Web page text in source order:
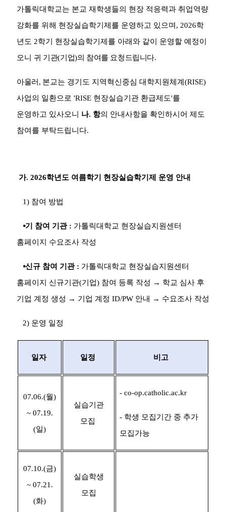
가톨릭대학교는 본교 재학생들의 현장 적응력과 취업역량
강화를 위해 현장실습학기제를 운영하고 있으며 , 2026학
년도 2학기 현장실습학기제를 아래와 같이 운영할 예정이
오니 귀 기관(기업)의 참여를 요청드립니다.
아울러 , 본교는 경기도 지역혁신중심 대학지원체계(RISE)
사업의 일환으로 'RISE 현장실습기관 환급제도'를
운영하고 있사오니 나. 항의 안내사항을 확인하시어 제도
참여를 부탁드립니다.
가. 2026학년도 여름학기 현장실습학기제 운영 안내
1) 참여 방법
⦁기 참여 기관 : 가톨릭대학교 현장실습지원센터
홈페이지
수요조사 작성
⦁신규 참여 기관 : 가톨릭대학교 현장실습지원센터
홈페이지
신규기관(기업) 참여 등록 작성 → 학교 심사 후
기업 계정 생성 → 기업 계정 ID/PW 안내 → 수요조사 작성
2) 운영 일정
일자 일정 비고
07.06.(월)
~ 07.19.
(일)
실습기관
모집
- co-op.catholic.ac.kr
- 학생 모집기간 중 추가
모집가능
07.10.(금)
~ 07.21.
(화)
실습학생
모집